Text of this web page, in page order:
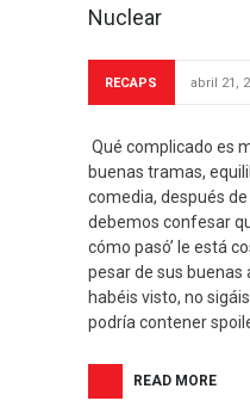
Nuclear
RECAPS abril 21,
Qué complicado es
buenas tramas,
comedia, después
debemos confesar
cómo pasó’ le está
pesar de sus buenas
habéis visto, no
podría contener
READ MORE